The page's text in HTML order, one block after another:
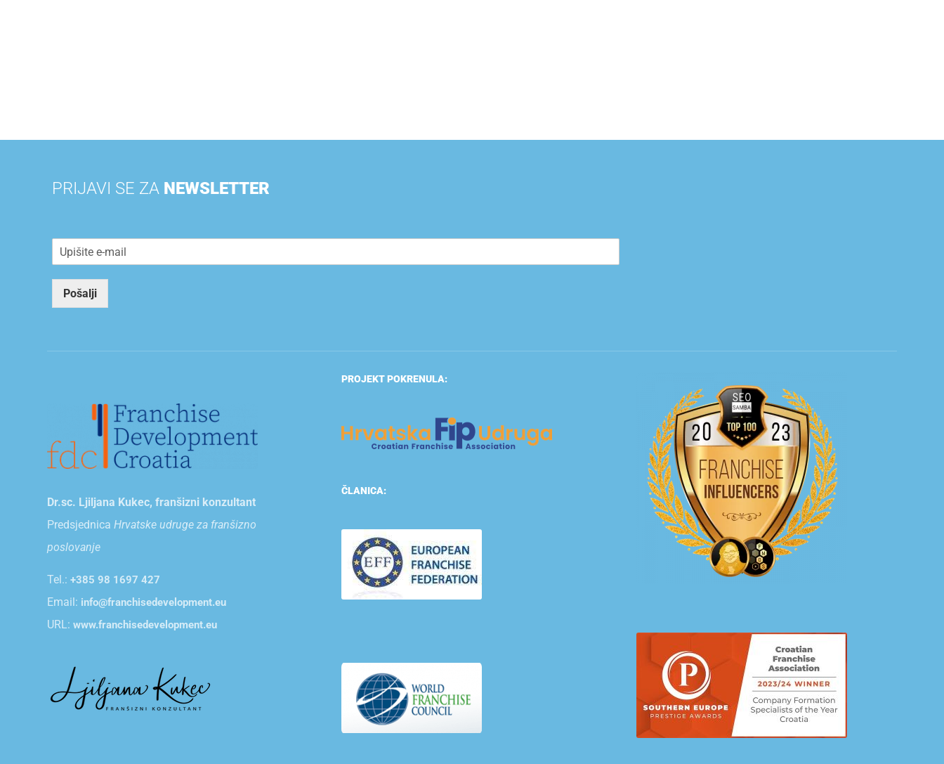
PRIJAVI SE ZA NEWSLETTER
m
Pošalji
Dr.sc. Ljiljana Kukec, franšizni konzultant
PredsjednicaHrvatske udruge za franšizno
poslovanje
Tel.:+385 98 1697 427
Email: info@franchisedevelopment.eu
URL:www.franchisedevelopment.eu
PROJEKT POKRENULA:
ČLANICA: